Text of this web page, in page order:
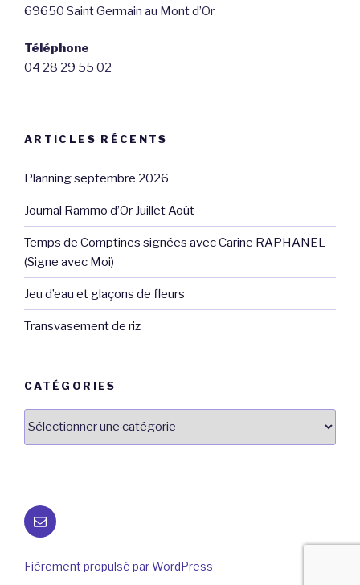
69650 Saint Germain au Mont d’Or
Téléphone
04 28 29 55 02
ARTICLES RÉCENTS
Planning septembre 2026
Journal Rammo d’Or Juillet Août
Temps de Comptines signées avec Carine RAPHANEL
(Signe avec Moi)
Jeu d’eau et glaçons de fleurs
Transvasement de riz
CATÉGORIES
E-
mail
Fièrement propulsé par WordPress